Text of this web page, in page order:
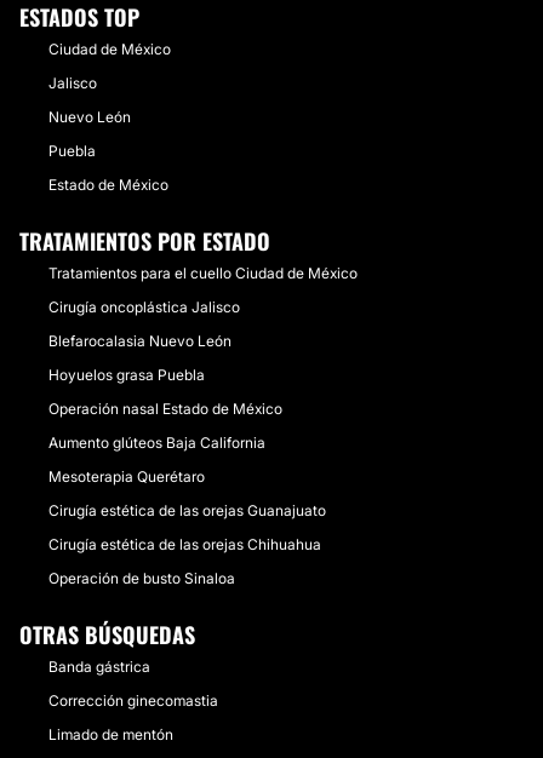
ESTADOS TOP
Ciudad de México
Jalisco
Nuevo León
Puebla
Estado de México
TRATAMIENTOS POR ESTADO
Tratamientos para el cuello Ciudad de México
Cirugía oncoplástica Jalisco
Blefarocalasia Nuevo León
Hoyuelos grasa Puebla
Operación nasal Estado de México
Aumento glúteos Baja California
Mesoterapia Querétaro
Cirugía estética de las orejas Guanajuato
Cirugía estética de las orejas Chihuahua
Operación de busto Sinaloa
OTRAS BÚSQUEDAS
Banda gástrica
Corrección ginecomastia
Limado de mentón